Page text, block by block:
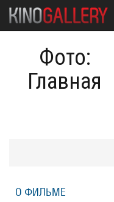
Фото:
Главная
О ФИЛЬМЕ